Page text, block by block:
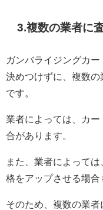
3.複数の業者に
ガンバライジングカ
決めつけずに、複数
です。
業者によっては、カ
合があります。
また、業者によって
格をアップさせる場合
そのため、複数の業